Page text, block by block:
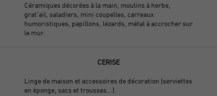
Céramiques décorées à la main, moulins à herbe,
grat'ail, saladiers, mini coupelles, carreaux
humoristiques, papillons, lézards, métal à accrocher sur
le mur.
CERISE
Linge de maison et accessoires de décoration (serviettes
en éponge, sacs et trousses...).